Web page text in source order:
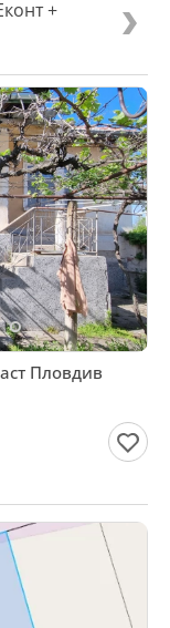
+
Пловдив